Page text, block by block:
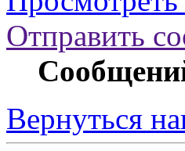
Отправить
Вернуться